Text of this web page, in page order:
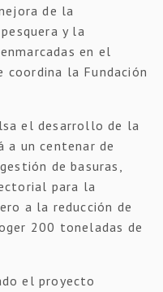
de la
y la
en el
coordina la Fundación
el desarrollo de la
a un centenar de
de basuras,
para la
a la reducción de
200 toneladas de
el proyecto